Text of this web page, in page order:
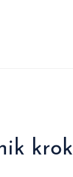
krok